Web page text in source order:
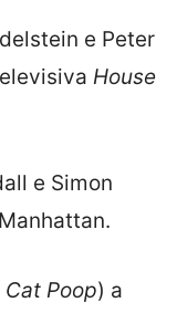
e Peter
House
e Simon
Cat Poop) a